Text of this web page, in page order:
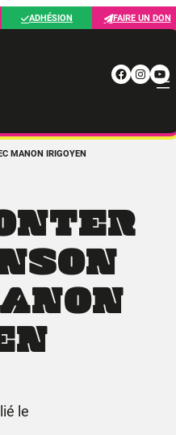
ADHÉSION FAIRE UN DON
MANON IRIGOYEN
le